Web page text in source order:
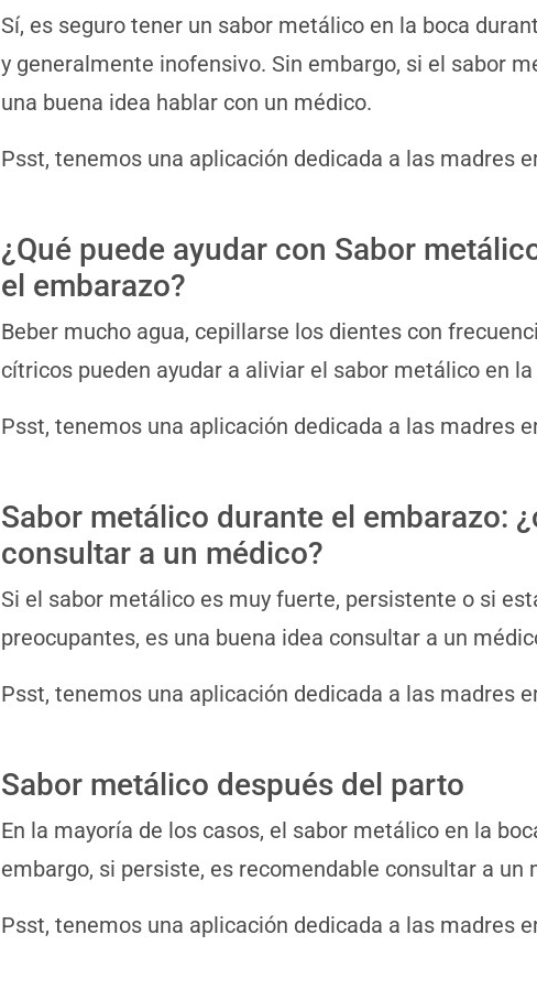
Sí, es seguro tener un sabor metálico en la boca
y generalmente inofensivo. Sin embargo, si el sabor
una buena idea hablar con un médico.
Psst, tenemos una aplicación dedicada a las madres
¿Qué puede ayudar con Sabor
el embarazo?
Beber mucho agua, cepillarse los dientes con
cítricos pueden ayudar a aliviar el sabor metálico en
Psst, tenemos una aplicación dedicada a las madres
Sabor metálico durante el embarazo:
consultar a un médico?
Si el sabor metálico es muy fuerte, persistente o si
preocupantes, es una buena idea consultar a un
Psst, tenemos una aplicación dedicada a las madres
Sabor metálico después del parto
En la mayoría de los casos, el sabor metálico en la
embargo, si persiste, es recomendable consultar a un
Psst, tenemos una aplicación dedicada a las madres